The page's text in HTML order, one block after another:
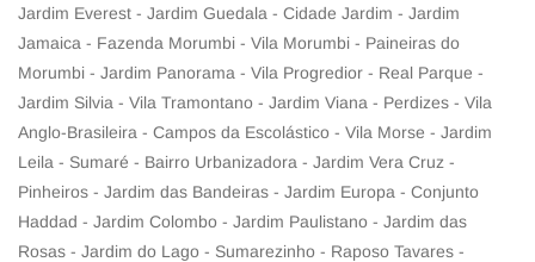
Jardim Everest - Jardim Guedala - Cidade Jardim - Jardim
Jamaica - Fazenda Morumbi - Vila Morumbi - Paineiras do
Morumbi - Jardim Panorama - Vila Progredior - Real Parque -
Jardim Silvia - Vila Tramontano - Jardim Viana - Perdizes - Vila
Anglo-Brasileira - Campos da Escolástico - Vila Morse - Jardim
Leila - Sumaré - Bairro Urbanizadora - Jardim Vera Cruz -
Pinheiros - Jardim das Bandeiras - Jardim Europa - Conjunto
Haddad - Jardim Colombo - Jardim Paulistano - Jardim das
Rosas - Jardim do Lago - Sumarezinho - Raposo Tavares -